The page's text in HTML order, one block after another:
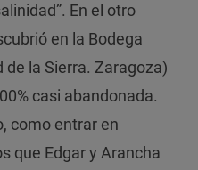
En el otro
en la Bodega
la Sierra. Zaragoza)
casi abandonada.
como entrar en
que Edgar y Arancha